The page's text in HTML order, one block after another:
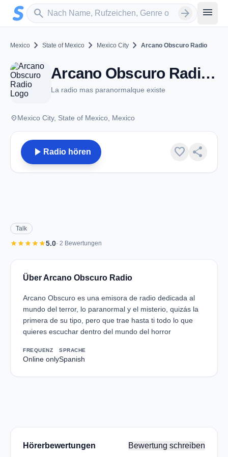
Zum Hauptinhalt springen
search
Sender suchen arrow_forward menu
Mexico chevron_right State of Mexico chevron_right Mexico City chevron_right Arcano Obscuro Radio
Arcano Obscuro Radio - Mexico City
La radio mas paranormalque existe
placeMexico City, State of Mexico, Mexico
play_arrow Radio hören favorite share
Talk
starstarstarstarstar5.0· 2 Bewertungen
Über Arcano Obscuro Radio
Arcano Obscuro es una emisora de radio dedicada al
mundo del terror, lo paranormal y el misterio, quizás la
primera de su tipo, pero que trae hasta ti todo lo que
quieres escuchar dentro del mundo del horror
FREQUENZ
Online only
SPRACHE
Spanish
Hörerbewertungen Bewertung schreiben